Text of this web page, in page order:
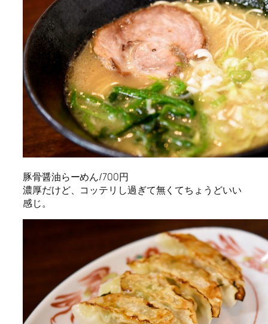
豚骨醤油らーめん/700円
濃厚だけど、コッテリし過ぎて無くてちょうどいい
感じ。